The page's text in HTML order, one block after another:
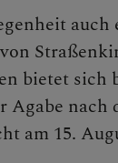
auch
bietet sich
Agabe nach
am 15.